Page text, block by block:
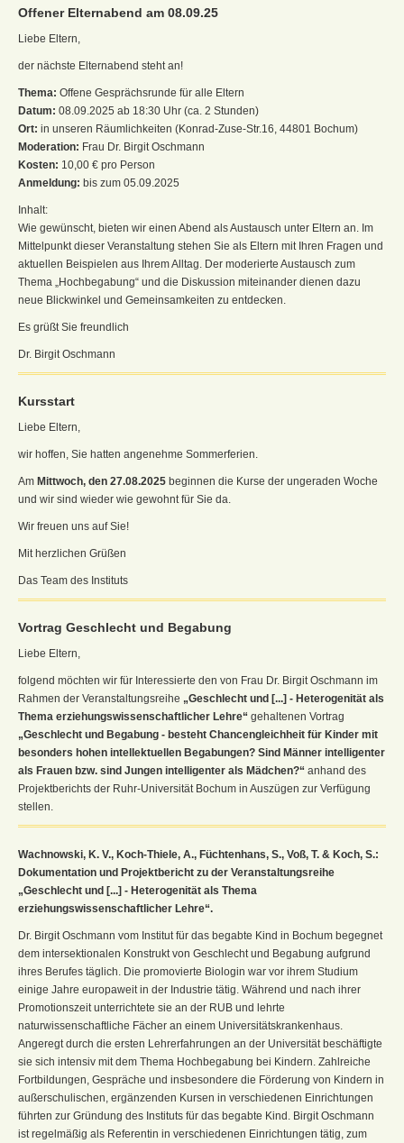
Offener Elternabend am 08.09.25
Liebe Eltern,
der nächste Elternabend steht an!
Thema: Offene Gesprächsrunde für alle Eltern
Datum: 08.09.2025 ab 18:30 Uhr (ca. 2 Stunden)
Ort: in unseren Räumlichkeiten (Konrad-Zuse-Str.16, 44801 Bochum)
Moderation: Frau Dr. Birgit Oschmann
Kosten: 10,00 € pro Person
Anmeldung: bis zum 05.09.2025
Inhalt:
Wie gewünscht, bieten wir einen Abend als Austausch unter Eltern an. Im
Mittelpunkt dieser Veranstaltung stehen Sie als Eltern mit Ihren Fragen und
aktuellen Beispielen aus Ihrem Alltag. Der moderierte Austausch zum
Thema „Hochbegabung“ und die Diskussion miteinander dienen dazu
neue Blickwinkel und Gemeinsamkeiten zu entdecken.
Es grüßt Sie freundlich
Dr. Birgit Oschmann
Kursstart
Liebe Eltern,
wir hoffen, Sie hatten angenehme Sommerferien.
Am Mittwoch, den 27.08.2025 beginnen die Kurse der ungeraden Woche
und wir sind wieder wie gewohnt für Sie da.
Wir freuen uns auf Sie!
Mit herzlichen Grüßen
Das Team des Instituts
Vortrag Geschlecht und Begabung
Liebe Eltern,
folgend möchten wir für Interessierte den von Frau Dr. Birgit Oschmann im
Rahmen der Veranstaltungsreihe „Geschlecht und [...] - Heterogenität als
Thema erziehungswissenschaftlicher Lehre“ gehaltenen Vortrag
„Geschlecht und Begabung - besteht Chancengleichheit für Kinder mit
besonders hohen intellektuellen Begabungen? Sind Männer intelligenter
als Frauen bzw. sind Jungen intelligenter als Mädchen?“ anhand des
Projektberichts der Ruhr-Universität Bochum in Auszügen zur Verfügung
stellen.
Wachnowski, K. V., Koch-Thiele, A., Füchtenhans, S., Voß, T. & Koch, S.:
Dokumentation und Projektbericht zu der Veranstaltungsreihe
„Geschlecht und [...] - Heterogenität als Thema
erziehungswissenschaftlicher Lehre“.
Dr. Birgit Oschmann vom Institut für das begabte Kind in Bochum begegnet
dem intersektionalen Konstrukt von Geschlecht und Begabung aufgrund
ihres Berufes täglich. Die promovierte Biologin war vor ihrem Studium
einige Jahre europaweit in der Industrie tätig. Während und nach ihrer
Promotionszeit unterrichtete sie an der RUB und lehrte
naturwissenschaftliche Fächer an einem Universitätskrankenhaus.
Angeregt durch die ersten Lehrerfahrungen an der Universität beschäftigte
sie sich intensiv mit dem Thema Hochbegabung bei Kindern. Zahlreiche
Fortbildungen, Gespräche und insbesondere die Förderung von Kindern in
außerschulischen, ergänzenden Kursen in verschiedenen Einrichtungen
führten zur Gründung des Instituts für das begabte Kind. Birgit Oschmann
ist regelmäßig als Referentin in verschiedenen Einrichtungen tätig, zum